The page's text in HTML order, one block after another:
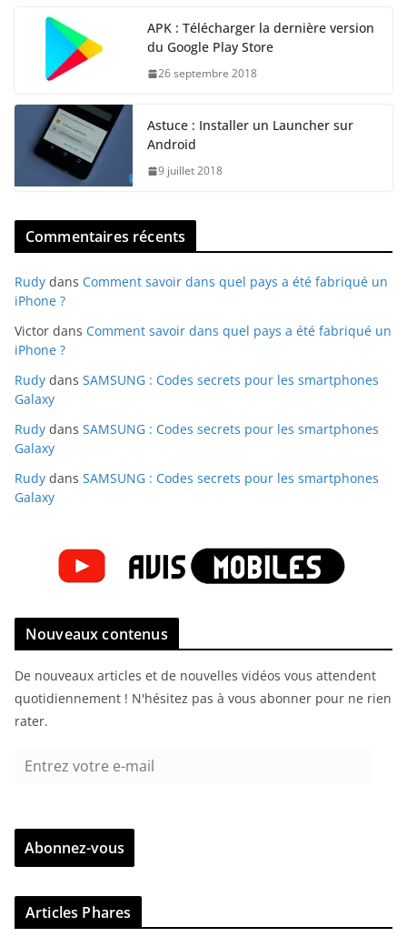
APK : Télécharger la dernière version
du Google Play Store
26 septembre 2018
Astuce : Installer un Launcher sur
Android
9 juillet 2018
Commentaires récents
Rudy dans Comment savoir dans quel pays a été fabriqué un
iPhone ?
Victor dans Comment savoir dans quel pays a été fabriqué un
iPhone ?
Rudy dans SAMSUNG : Codes secrets pour les smartphones
Galaxy
Rudy dans SAMSUNG : Codes secrets pour les smartphones
Galaxy
Rudy dans SAMSUNG : Codes secrets pour les smartphones
Galaxy
Nouveaux contenus
De nouveaux articles et de nouvelles vidéos vous attendent
quotidiennement ! N'hésitez pas à vous abonner pour ne rien
rater.
r
z
v
Abonnez-vous
Articles Phares